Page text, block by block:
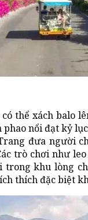
thể xách balo
nổi đạt kỷ
đưa người
trò chơi như
trong khu lòng
thích đặc biệt